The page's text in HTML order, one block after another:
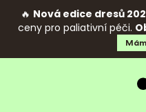
🔥 Nová edice dresů
ceny pro paliativní péči.